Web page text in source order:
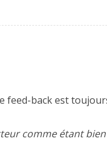
feed-back est
comme étant